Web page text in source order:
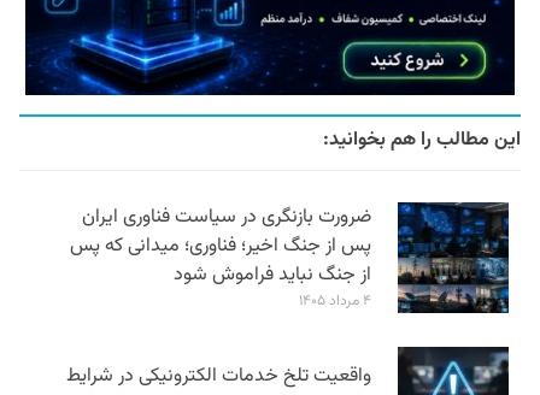
این مطالب را هم بخوانید:
ضرورت بازنگری در سیاست فناوری ایران
پس از جنگ اخیر؛ فناوری؛ میدانی که پس
از جنگ نباید فراموش شود
۴ مرداد ۱۴۰۵
واقعیت تلخ خدمات الکترونیکی در شرایط